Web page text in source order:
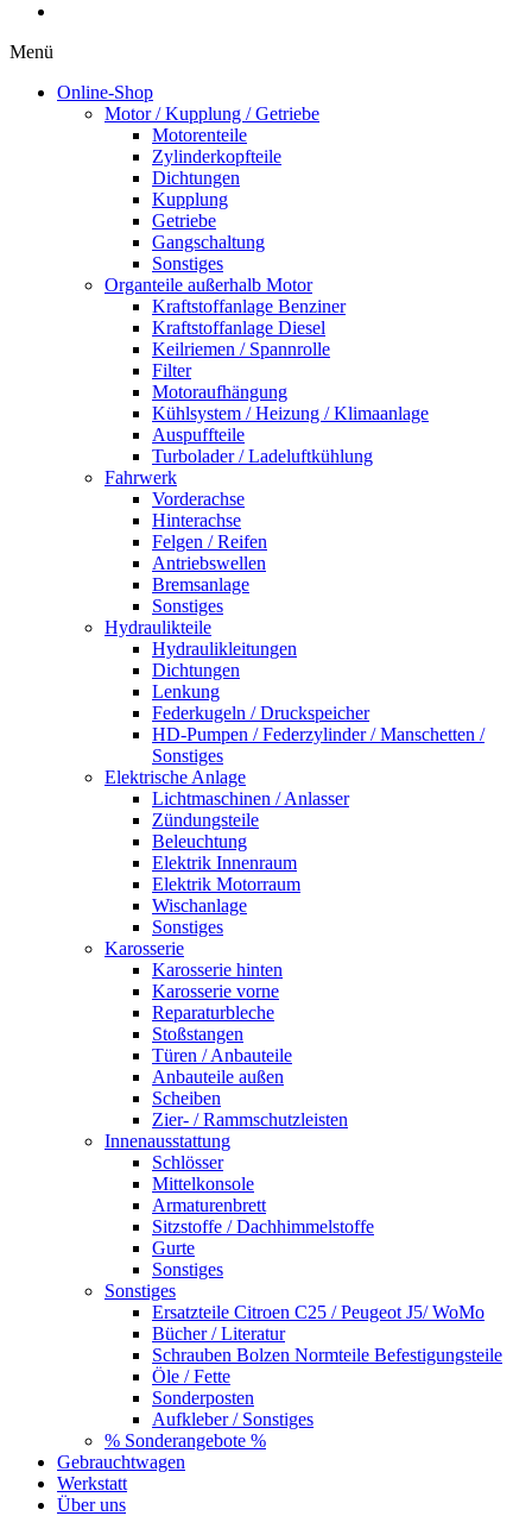
Menü
Online-Shop
Motor / Kupplung / Getriebe
Motorenteile
Zylinderkopfteile
Dichtungen
Kupplung
Getriebe
Gangschaltung
Sonstiges
Organteile außerhalb Motor
Kraftstoffanlage Benziner
Kraftstoffanlage Diesel
Keilriemen / Spannrolle
Filter
Motoraufhängung
Kühlsystem / Heizung / Klimaanlage
Auspuffteile
Turbolader / Ladeluftkühlung
Fahrwerk
Vorderachse
Hinterachse
Felgen / Reifen
Antriebswellen
Bremsanlage
Sonstiges
Hydraulikteile
Hydraulikleitungen
Dichtungen
Lenkung
Federkugeln / Druckspeicher
HD-Pumpen / Federzylinder / Manschetten /
Sonstiges
Elektrische Anlage
Lichtmaschinen / Anlasser
Zündungsteile
Beleuchtung
Elektrik Innenraum
Elektrik Motorraum
Wischanlage
Sonstiges
Karosserie
Karosserie hinten
Karosserie vorne
Reparaturbleche
Stoßstangen
Türen / Anbauteile
Anbauteile außen
Scheiben
Zier- / Rammschutzleisten
Innenausstattung
Schlösser
Mittelkonsole
Armaturenbrett
Sitzstoffe / Dachhimmelstoffe
Gurte
Sonstiges
Sonstiges
Ersatzteile Citroen C25 / Peugeot J5/ WoMo
Bücher / Literatur
Schrauben Bolzen Normteile Befestigungsteile
Öle / Fette
Sonderposten
Aufkleber / Sonstiges
% Sonderangebote %
Gebrauchtwagen
Werkstatt
Über uns